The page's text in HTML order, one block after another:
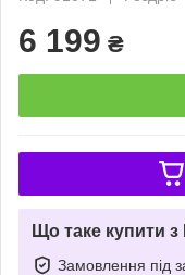
6 199 ₴
Що таке купити
Замовлення під